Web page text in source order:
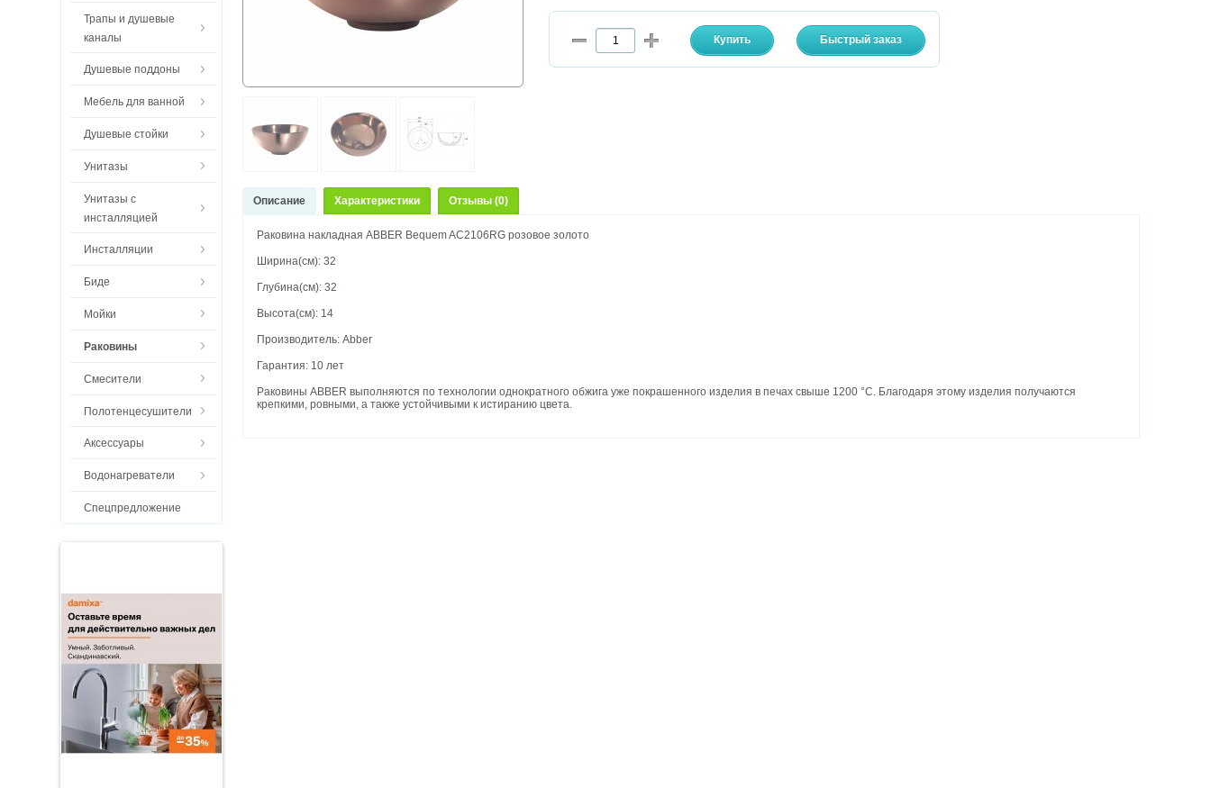
Трапы и душевые
каналы
Душевые поддоны
Мебель для ванной
Душевые стойки
Унитазы
Унитазы с
инсталляцией
Инсталляции
Биде
Мойки
Раковины
Смесители
Полотенцесушители
Аксессуары
Водонагреватели
Спецпредложение
Описание Характеристики Отзывы (0)
Раковина накладная ABBER Bequem AC2106RG розовое золото
Ширина(см): 32
Глубина(см): 32
Высота(см): 14
Производитель: Abber
Гарантия: 10 лет
Раковины ABBER выполняются по технологии однократного обжига уже покрашенного изделия в печах свыше 1200 °C. Благодаря этому изделия получаются
крепкими, ровными, а также устойчивыми к истиранию цвета.